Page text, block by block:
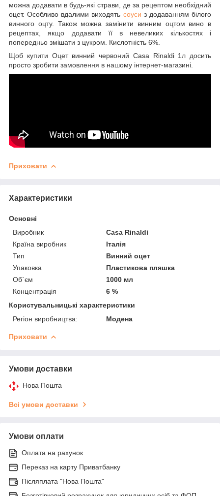
можна додавати в будь-які страви, де за рецептом необхідний
оцет. Особливо вдалими виходять соуси з додаванням білого
винного оцту. Також можна замінити винним оцтом вино в
рецептах, якщо додавати її в невеликих кількостях і
попередньо змішати з цукром. Кислотність 6%.
Щоб купити Оцет винний червоний Casa Rinaldi 1л досить
просто зробити замовлення в нашому інтернет-магазині.
Приховати
Характеристики
Основні
Виробник
Casa Rinaldi
Країна виробник
Італія
Тип
Винний оцет
Упаковка
Пластикова пляшка
Об`єм
1000 мл
Концентрація
6 %
Користувальницькі характеристики
Регіон виробництва:
Модена
Приховати
Умови доставки
Нова Пошта
Всі умови доставки
Умови оплати
Оплата на рахунок
Переказ на карту Приватбанку
Післяплата "Нова Пошта"